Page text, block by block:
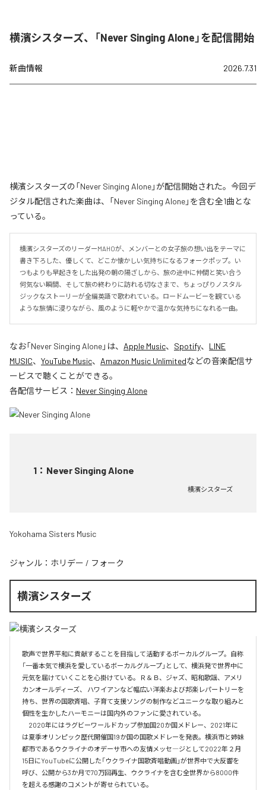
横濱シスターズ、「Never Singing Alone」を配信開始
新曲情報 2026.7.31
横濱シスターズの「Never Singing Alone」が配信開始された。今回デ
ジタル配信された楽曲は、「Never Singing Alone」を含む全1曲とな
っている。
横濱シスターズのリーダーMAHOが、メンバーとの女子旅の想い出をテーマに
書き下ろした、優しくて、どこか懐かしい気持ちになるフォークポップ。い
つもよりも早起きをした出発の朝の陽ざしから、旅の途中に仲間と笑い合う
何気ない瞬間、そして旅の終わりに訪れる切なさまで、ちょっぴりノスタル
ジックなストーリーが全編英語で歌われている。ロードムービーを観ている
ような旅情に浸りながら、風のように軽やかで温かな気持ちになれる一曲。
なお「Never Singing Alone」は、 Apple Music、 Spotify、 LINE
MUSIC、 YouTube Music、 Amazon Music Unlimitedなどの音楽配信サ
ービスで聴くことができる。
各配信サービス： Never Singing Alone
1 ： Never Singing Alone
横濱シスターズ
Yokohama Sisters Music
ジャンル： ホリデー / フォーク
横濱シスターズ
歌声で世界平和に貢献することを目指して活動するボーカルグループ。自称
「一番本気で横浜を愛しているボーカルグループ」として、横浜発で世界中に
元気を届けていくことを心掛けている。Ｒ＆Ｂ、ジャズ、昭和歌謡、アメリ
カンオールディーズ、 ハワイアンなど幅広い洋楽および邦楽レパートリーを
持ち、世界の国歌斉唱、子育て支援ソングの制作などユニークな取り組みと
個性を生かしたハーモニーは国内外のファンに愛されている。
2020年にはラグビーワールドカップ参加国20か国メドレー、2021年に
は夏季オリンピック歴代開催国19か国の国歌メドレーを発表。横浜市と姉妹
都市であるウクライナのオデーサ市への友情メッセ―ジとして2022年２月
15日にYouTubeに公開した「ウクライナ国歌斉唱動画」が世界中で大反響を
呼び、公開から3か月で70万回再生、ウクライナを含む全世界から8000件
を超える感謝のコメントが寄せられている。